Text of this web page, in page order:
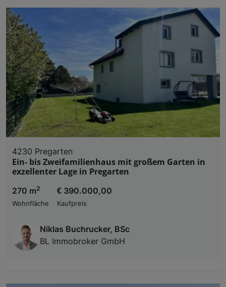
4230 Pregarten
Ein- bis Zweifamilienhaus mit großem Garten in
exzellenter Lage in Pregarten
270 m2
Wohnfläche
€ 390.000,00
Kaufpreis
Niklas Buchrucker, BSc
BL Immobroker GmbH